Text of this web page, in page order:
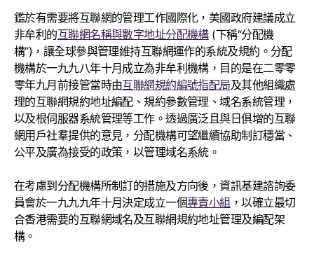
鑑於有需要將互聯網的管理工作國際化，美國政府建議成立
非牟利的互聯網名稱與數字地址分配機構(下稱“分配機
構”)，讓全球參與管理維持互聯網運作的系統及規約。分配
機構於一九九八年十月成立為非牟利機構，目的是在二零零
零年九月前接管當時由互聯網規約編號指配局及其他組織處
理的互聯網規約地址編配、規約參數管理、域名系統管理，
以及根伺服器系統管理等工作。透過廣泛且與日俱增的互聯
網用戶社羣提供的意見，分配機構可望繼續協助制訂穩當、
公平及廣為接受的政策，以管理域名系統。
在考慮到分配機構所制訂的措施及方向後，資訊基建諮詢委
員會於一九九九年十月決定成立一個專責小組 ，以確立最切
合香港需要的互聯網域名及互聯網規約地址管理及編配架
構。